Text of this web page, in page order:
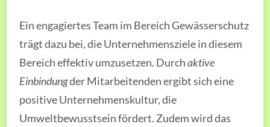
Ein engagiertes Team im Bereich Gewässerschutz
trägt dazu bei, die Unternehmensziele in diesem
Bereich effektiv umzusetzen. Durchaktive
Einbindungder Mitarbeitenden ergibt sich eine
positive Unternehmenskultur, die
Umweltbewusstsein fördert. Zudem wird das